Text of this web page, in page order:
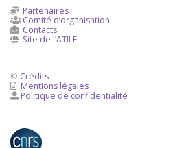
Partenaires
 Comité d’organisation
 Contacts
 Site de l’ATILF
© Crédits
 Mentions légales
 Politique de confidentialité